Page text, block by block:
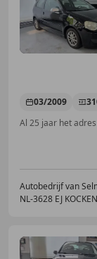
03/2009
Al 25 jaar het
Autobedrijf van
NL-3628 EJ